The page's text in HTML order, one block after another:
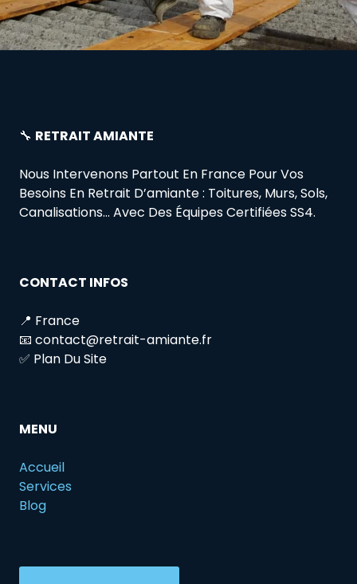
🔧 RETRAIT AMIANTE
Nous Intervenons Partout En France Pour Vos
Besoins En Retrait D’amiante : Toitures, Murs, Sols,
Canalisations… Avec Des Équipes Certifiées SS4.
CONTACT INFOS
📍 France
📧 contact@retrait-amiante.fr
✅ Plan Du Site
MENU
Accueil
Services
Blog